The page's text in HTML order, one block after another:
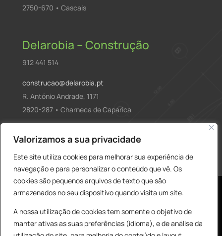
Valorizamos a sua privacidade
Este site utiliza cookies para melhorar sua experiência de
navegação e para personalizar o conteúdo que vê. Os
cookies são pequenos arquivos de texto que são
armazenados no seu dispositivo quando visita um site.
A nossa utilização de cookies tem somente o objetivo de
manter ativas as suas preferências (idioma), e de análise da
2750-670 • Cascais
Delarobia – Construção
912 441 514
construcao@delarobia.pt
R. António Andrade, 1171
2820-287 • Charneca de Caparica
Products
search